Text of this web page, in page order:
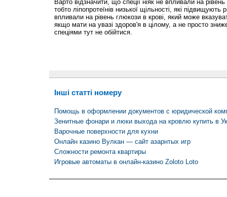
Варто відзначити, що спеції ніяк не впливали на
тобто ліпопротеїнів низької щільності, які підвищують
впливали на рівень глюкози в крові, який може
якщо мати на увазі здоров'я в цілому, а не просто
спеціями тут не обійтися.
Інші статті номеру
Помощь в оформлении документов с юридической
Зенитные фонари и люки выхода на кровлю купить в
Варочные поверхности для кухни
Онлайн казино Вулкан — сайт азарнтых игр
Сложности ремонта квартиры
Игровые автоматы в онлайн-казино Zoloto Loto